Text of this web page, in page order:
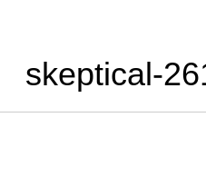
skeptical-